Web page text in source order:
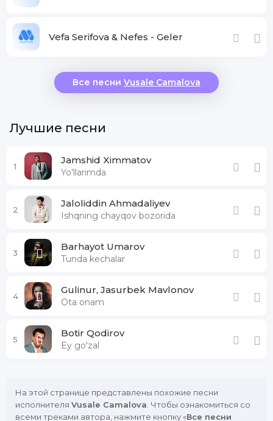
Vefa Serifova & Nefes - Geler
Все песни Vusale Camalova
Лучшие песни
1
Jamshid Ximmatov
Yo'llarimda
2
Jaloliddin Ahmadaliyev
Ishqning chayqov bozorida
3
Barhayot Umarov
Tunda kechalar
4
Gulinur, Jasurbek Mavlonov
Ota onam
5
Botir Qodirov
Ey go'zal
На этой странице представлены похожие песни
исполнителя Vusale Camalova . Чтобы ознакомиться со
всеми треками автора, нажмите кнопку «Все песни